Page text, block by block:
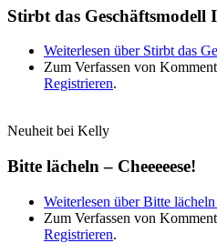
Stirbt das Geschäftsmodell
Weiterlesen über Stirbt das
Zum Verfassen von
Registrieren.
Neuheit bei Kelly
Bitte lächeln – Cheeeeese!
Weiterlesen über Bitte lächeln
Zum Verfassen von
Registrieren.